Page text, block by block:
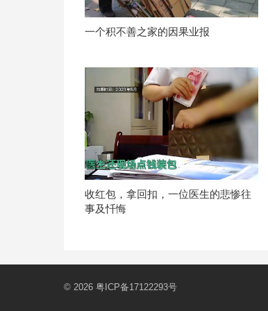
一个积不善之家的因果业报
收红包，拿回扣，一位医生的悲惨往
事及忏悔
© 2026 粤ICP备17122293号